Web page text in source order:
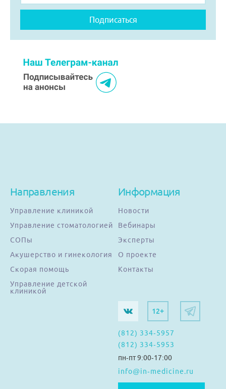
Направления
Управление клиникой
Управление стоматологией
СОПы
Акушерство и гинекология
Скорая помощь
Управление детской
клиникой
Информация
Новости
Вебинары
Эксперты
О проекте
Контакты
12+
(812) 334-5957
(812) 334-5953
пн-пт 9:00-17:00
info@in-medicine.ru